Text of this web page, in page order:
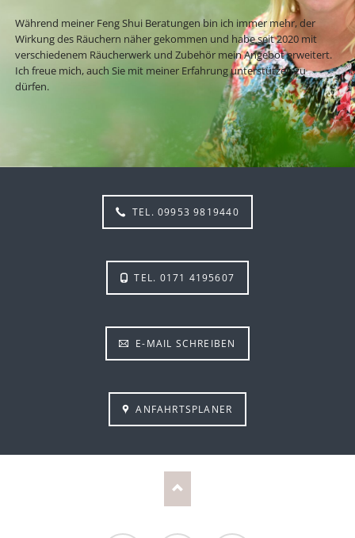
Während meiner Feng Shui Beratungen bin ich immer mehr, der
Wirkung des Räuchern näher gekommen und habe seit 2020 mit
verschiedenem Räucherwerk und Zubehör mein Angebot erweitert.
Ich freue mich, auch Sie mit meiner Erfahrung unterstützen zu
dürfen.
TEL. 09953 9819440
TEL. 0171 4195607
E-MAIL SCHREIBEN
ANFAHRTSPLANER